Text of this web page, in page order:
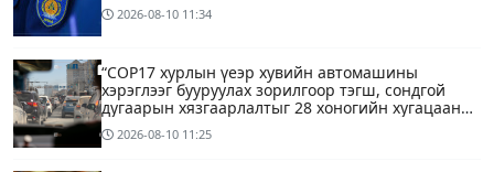
2026-08-10 11:34
“COP17 хурлын үеэр хувийн автомашины
хэрэглээг бууруулах зорилгоор тэгш, сондгой
дугаарын хязгаарлалтыг 28 хоногийн хугацаанд
хийнэ“
2026-08-10 11:25